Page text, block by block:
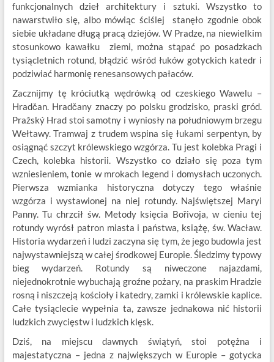
funkcjonalnych dzieł architektury i sztuki. Wszystko to
nawarstwiło się, albo mówiąc ściślej stanęło zgodnie obok
siebie układane długą pracą dziejów. W Pradze, na niewielkim
stosunkowo kawałku ziemi, można stąpać po posadzkach
tysiącletnich rotund, błądzić wśród łuków gotyckich katedr i
podziwiać harmonię renesansowych pałaców.
Zacznijmy tę króciutką wędrówką od czeskiego Wawelu –
Hradčan. Hradčany znaczy po polsku grodzisko, praski gród.
Pražský Hrad stoi samotny i wyniosły na południowym brzegu
Wełtawy. Tramwaj z trudem wspina się łukami serpentyn, by
osiągnąć szczyt królewskiego wzgórza. Tu jest kolebka Pragi i
Czech, kolebka historii. Wszystko co działo się poza tym
wzniesieniem, tonie w mrokach legend i domysłach uczonych.
Pierwsza wzmianka historyczna dotyczy tego właśnie
wzgórza i wystawionej na niej rotundy. Najświętszej Maryi
Panny. Tu chrzcił św. Metody księcia Bořivoja, w cieniu tej
rotundy wyrósł patron miasta i państwa, książę, św. Wacław.
Historia wydarzeń i ludzi zaczyna się tym, że jego budowla jest
najwystawniejszą w całej środkowej Europie. Śledzimy typowy
bieg wydarzeń. Rotundy są niweczone najazdami,
niejednokrotnie wybuchają groźne pożary, na praskim Hradzie
rosną i niszczeją kościoły i katedry, zamki i królewskie kaplice.
Całe tysiąclecie wypełnia ta, zawsze jednakowa nić historii
ludzkich zwycięstw i ludzkich klęsk.
Dziś, na miejscu dawnych świątyń, stoi potężna i
majestatyczna – jedna z największych w Europie – gotycka